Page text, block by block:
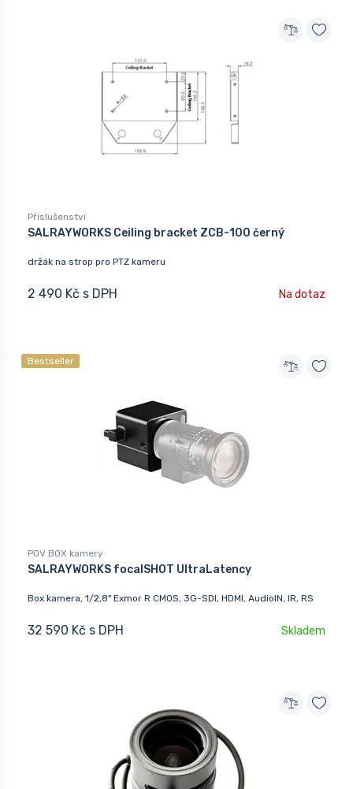
Příslušenství
SALRAYWORKS Ceiling bracket ZCB-100 černý
držák na strop pro PTZ kameru
2 490 Kč s DPH Na dotaz
Bestseller
POV BOX kamery
SALRAYWORKS focalSHOT UltraLatency
Box kamera, 1/2,8" Exmor R CMOS, 3G-SDI, HDMI, AudioIN, IR, RS
32 590 Kč s DPH Skladem